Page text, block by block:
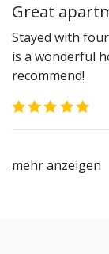
mehr anzeigen
Great
Stayed with
is a wonderful
recommend!